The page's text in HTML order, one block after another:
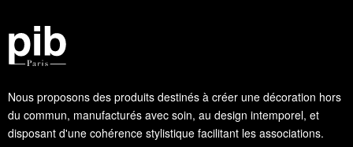
Nous proposons des produits destinés à créer une décoration hors
du commun, manufacturés avec soin, au design intemporel, et
disposant d'une cohérence stylistique facilitant les associations.